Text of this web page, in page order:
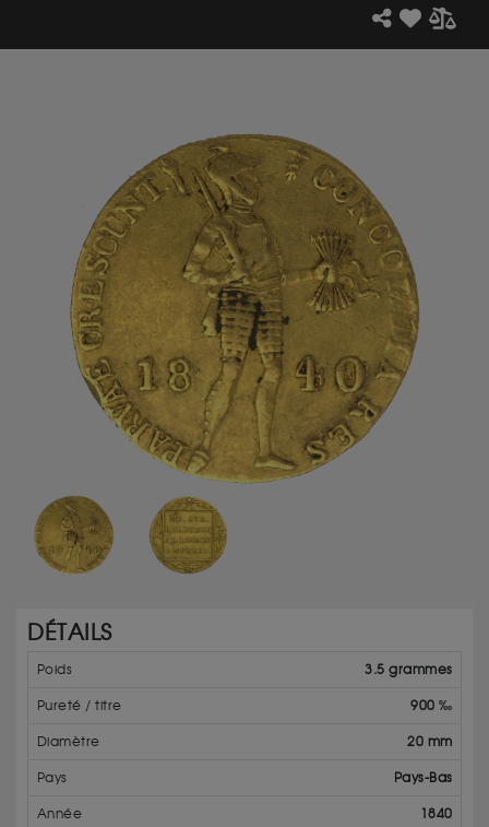
DÉTAILS
Poids 3.5 grammes
Pureté / titre 900 ‰
Diamètre 20 mm
Pays Pays-Bas
Année 1840